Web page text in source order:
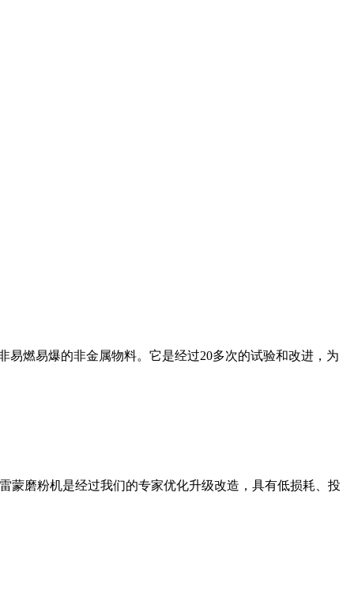
燃易爆的非金属物料。它是经过20多次的试验和改进，为
蒙磨粉机是经过我们的专家优化升级改造，具有低损耗、投